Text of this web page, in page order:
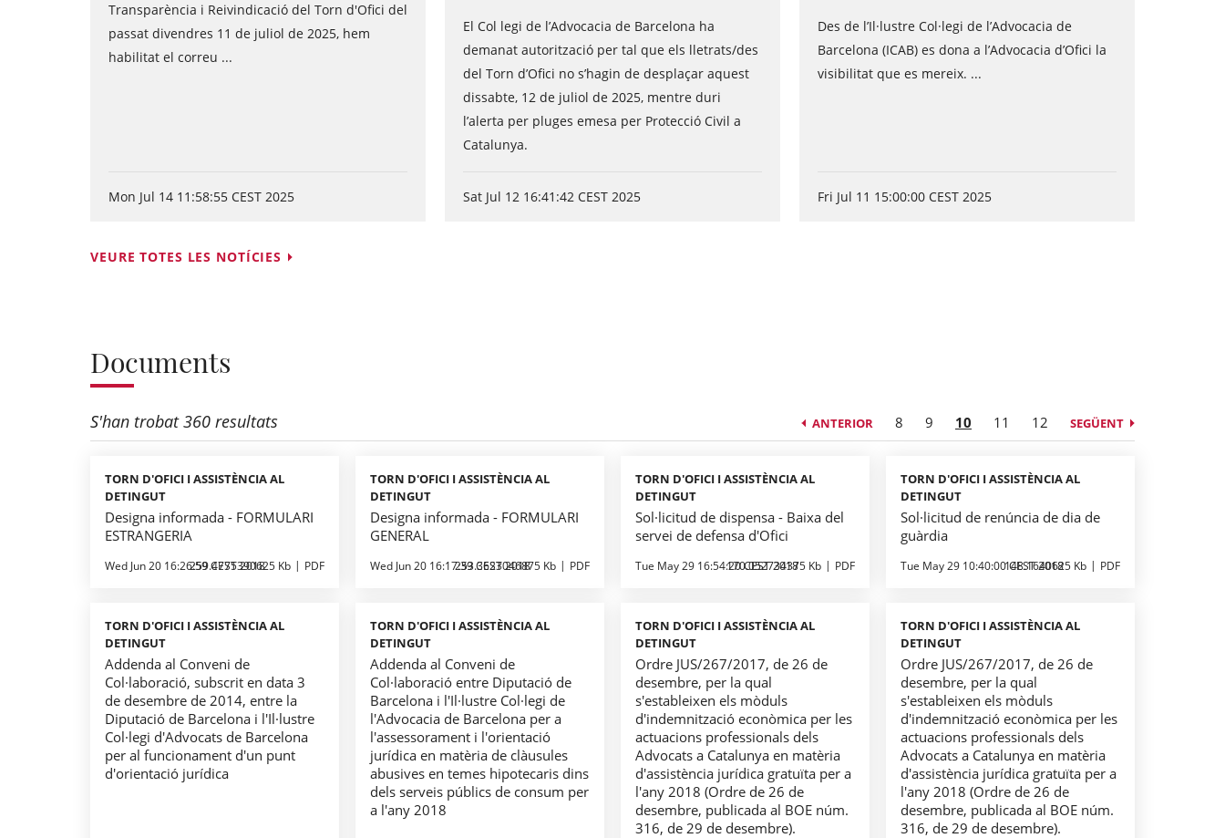
Transparència i Reivindicació del Torn d'Ofici del
passat divendres 11 de juliol de 2025, hem
habilitat el correu ...
Mon Jul 14 11:58:55 CEST 2025
El Col legi de l’Advocacia de Barcelona ha
demanat autorització per tal que els lletrats/des
del Torn d’Ofici no s’hagin de desplaçar aquest
dissabte, 12 de juliol de 2025, mentre duri
l’alerta per pluges emesa per Protecció Civil a
Catalunya.
Sat Jul 12 16:41:42 CEST 2025
Des de l’Il·lustre Col·legi de l’Advocacia de
Barcelona (ICAB) es dona a l’Advocacia d’Ofici la
visibilitat que es mereix. ...
Fri Jul 11 15:00:00 CEST 2025
VEURE TOTES LES NOTÍCIES
Documents
S'han trobat 360 resultats ANTERIOR 8 9 10 11 12 SEGÜENT
TORN D'OFICI I ASSISTÈNCIA AL
DETINGUT
Designa informada - FORMULARI
ESTRANGERIA
Wed Jun 20 16:26:59 CEST 2018
259.4775390625 Kb PDF
TORN D'OFICI I ASSISTÈNCIA AL
DETINGUT
Designa informada - FORMULARI
GENERAL
Wed Jun 20 16:17:39 CEST 2018
253.3623046875 Kb PDF
TORN D'OFICI I ASSISTÈNCIA AL
DETINGUT
Sol·licitud de dispensa - Baixa del
servei de defensa d'Ofici
Tue May 29 16:54:20 CEST 2018
170.052734375 Kb PDF
TORN D'OFICI I ASSISTÈNCIA AL
DETINGUT
Sol·licitud de renúncia de dia de
guàrdia
Tue May 29 10:40:00 CEST 2018
148.1640625 Kb PDF
TORN D'OFICI I ASSISTÈNCIA AL
DETINGUT
Addenda al Conveni de
Col·laboració, subscrit en data 3
de desembre de 2014, entre la
Diputació de Barcelona i l'Il·lustre
Col·legi d'Advocats de Barcelona
per al funcionament d'un punt
d'orientació jurídica
TORN D'OFICI I ASSISTÈNCIA AL
DETINGUT
Addenda al Conveni de
Col·laboració entre Diputació de
Barcelona i l'Il·lustre Col·legi de
l'Advocacia de Barcelona per a
l'assessorament i l'orientació
jurídica en matèria de clàusules
abusives en temes hipotecaris dins
dels serveis públics de consum per
a l'any 2018
TORN D'OFICI I ASSISTÈNCIA AL
DETINGUT
Ordre JUS/267/2017, de 26 de
desembre, per la qual
s'estableixen els mòduls
d'indemnització econòmica per les
actuacions professionals dels
Advocats a Catalunya en matèria
d'assistència jurídica gratuïta per a
l'any 2018 (Ordre de 26 de
desembre, publicada al BOE núm.
316, de 29 de desembre).
TORN D'OFICI I ASSISTÈNCIA AL
DETINGUT
Ordre JUS/267/2017, de 26 de
desembre, per la qual
s'estableixen els mòduls
d'indemnització econòmica per les
actuacions professionals dels
Advocats a Catalunya en matèria
d'assistència jurídica gratuïta per a
l'any 2018 (Ordre de 26 de
desembre, publicada al BOE núm.
316, de 29 de desembre).